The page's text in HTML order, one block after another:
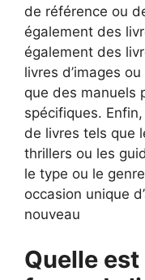
de référence ou
également des
également des
livres d’images
que des manuels
spécifiques.
de livres tels que
thrillers ou les
le type ou le
occasion unique
nouveau
Quelle